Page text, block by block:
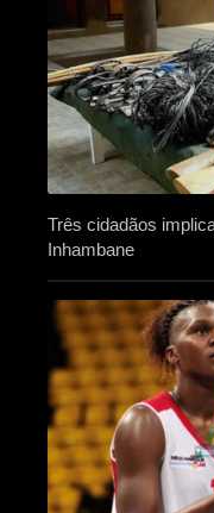
Três cidadãos
Inhambane